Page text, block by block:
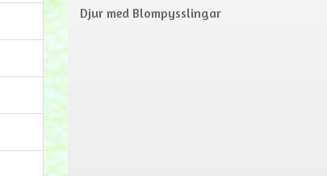
Djur med Blompysslingar